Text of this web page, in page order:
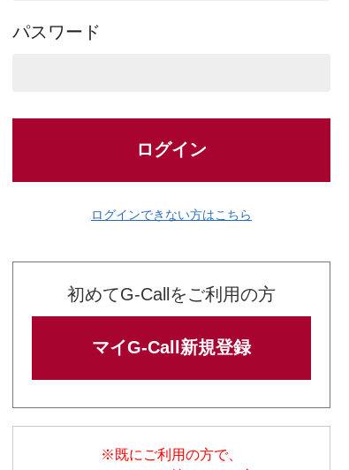
パスワード
ログイン
ログインできない方はこちら
初めてG-Callをご利用の方
マイG-Call新規登録
※既にご利用の方で、